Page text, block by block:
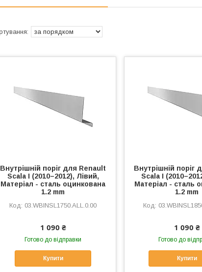
Внутрішній поріг для Renault
Scala I (2010–2012), Лівий,
Матеріал - сталь оцинкована
1.2 mm
03.WBINSL1750.ALL.0.00
1 090 ₴
Готово до відправки
Купити
Внутрішній поріг
Scala I
Матеріал - сталь
1.2 mm
1 090 ₴
Готово до
Купити